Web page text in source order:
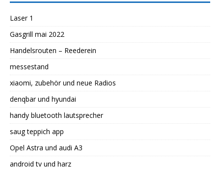
Laser 1
Gasgrill mai 2022
Handelsrouten – Reederein
messestand
xiaomi, zubehör und neue Radios
denqbar und hyundai
handy bluetooth lautsprecher
saug teppich app
Opel Astra und audi A3
android tv und harz